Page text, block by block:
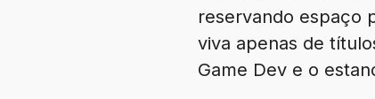
reservando espaço
viva apenas de
Game Dev e o